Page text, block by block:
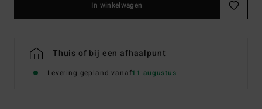
In winkelwagen
Thuis of bij een afhaalpunt
Levering gepland vanaf11 augustus